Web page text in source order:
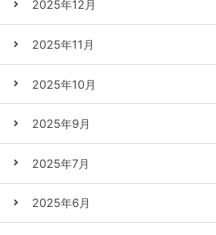
2025年12月
2025年11月
2025年10月
2025年9月
2025年7月
2025年6月